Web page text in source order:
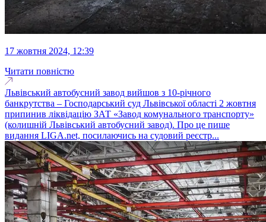
17 жовтня 2024, 12:39
Читати повністю
Львівський автобусний завод вийшов з 10-річного
банкрутства – Господарський суд Львівської області 2 жовтня
припинив ліквідацію ЗАТ «Завод комунального транспорту»
(колишній Львівський автобусний завод). Про це пише
видання LIGA.net, посилаючись на судовий реєстр...